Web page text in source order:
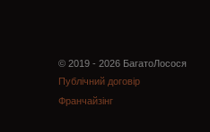
© 2019 - 2026 БагатоЛосося
Публічний договір
Франчайзінг